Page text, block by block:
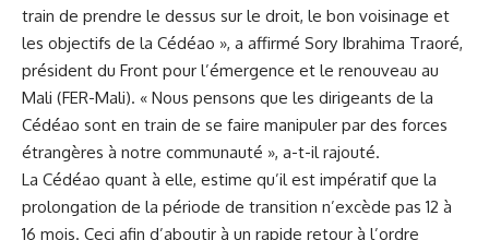
train de prendre le dessus sur le droit, le bon voisinage et
les objectifs de la Cédéao », a affirmé Sory Ibrahima Traoré,
président du Front pour l’émergence et le renouveau au
Mali (FER-Mali). « Nous pensons que les dirigeants de la
Cédéao sont en train de se faire manipuler par des forces
étrangères à notre communauté », a-t-il rajouté.
La Cédéao quant à elle, estime qu’il est impératif que la
prolongation de la période de transition n’excède pas 12 à
16 mois. Ceci afin d’aboutir à un rapide retour à l’ordre